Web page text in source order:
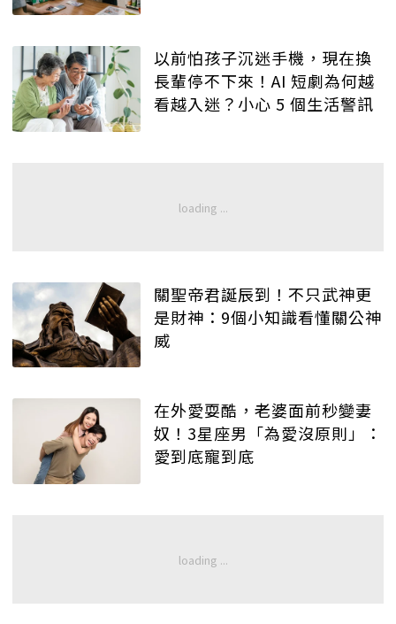
以前怕孩子沉迷手機，現在換
長輩停不下來！AI 短劇為何越
看越入迷？小心 5 個生活警訊
關聖帝君誕辰到！不只武神更
是財神：9個小知識看懂關公神
威
在外愛耍酷，老婆面前秒變妻
奴！3星座男「為愛沒原則」：
愛到底寵到底